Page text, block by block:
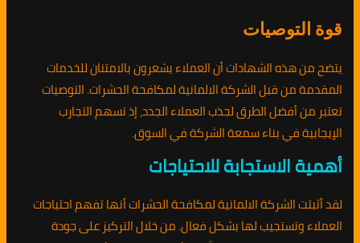
قوة التوصيات
يتضح من هذه الشهادات أن العملاء يشعرون بالامتنان للخدمات
المقدمة من قبل الشركة الالمانية لمكافحة الحشرات. التوصيات
تعتبر من أفضل الطرق لجذب العملاء الجدد، إذ تسهم التجارب
الإيجابية في بناء سمعة الشركة في السوق.
أهمية الاستجابة للاحتياجات
لقد أثبتت الشركة الالمانية لمكافحة الحشرات أنها تفهم احتياجات
العملاء وتستجيب لها بشكل فعال. من خلال التركيز على جودة